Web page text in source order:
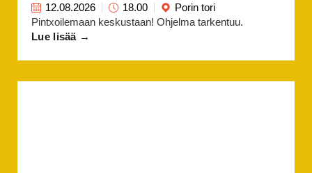
12.08.2026 18.00
Porin tori
Pintxoilemaan keskustaan! Ohjelma tarkentuu.
Lue lisää →